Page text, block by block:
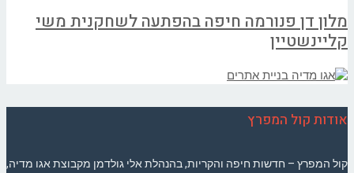
מלון דן פנורמה חיפה בהפתעה לשחקנית משי
קליינשטיין
אודות קול המפרץ
קול המפרץ – חדשות חיפה והקריות, בהנהלת אלי גולדמן מקבוצת אגו מדיה,